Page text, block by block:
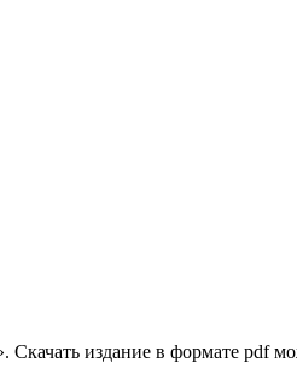
Скачать издание в формате pdf